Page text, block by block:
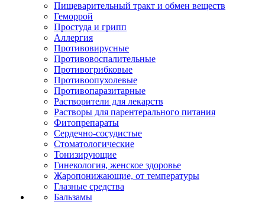
Пищеварительный тракт и обмен веществ
Геморрой
Простуда и грипп
Аллергия
Противовирусные
Противовоспалительные
Противогрибковые
Противоопухолевые
Противопаразитарные
Растворители для лекарств
Растворы для парентерального питания
Фитопрепараты
Сердечно-сосудистые
Стоматологические
Тонизирующие
Гинекология, женское здоровье
Жаропонижающие, от температуры
Глазные средства
Бальзамы